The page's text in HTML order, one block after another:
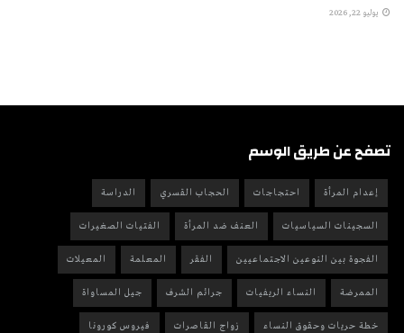
يوليو 22, 2026
تصفح عن طريق الوسم
إعدام المرأة احتجاجات الحجاب القسري الدراسة
السجينات السياسيات العنف ضد المرأة الفتيات الصغيرات
الفجوة بين النوعين الاجتماعيين الفقر المعلمة المعيلات
الممرضة النساء الريفيات جرائم الشرف جيل المساواة
خطة حريات وحقوق النساء زواج القاصرات فيروس كورونا